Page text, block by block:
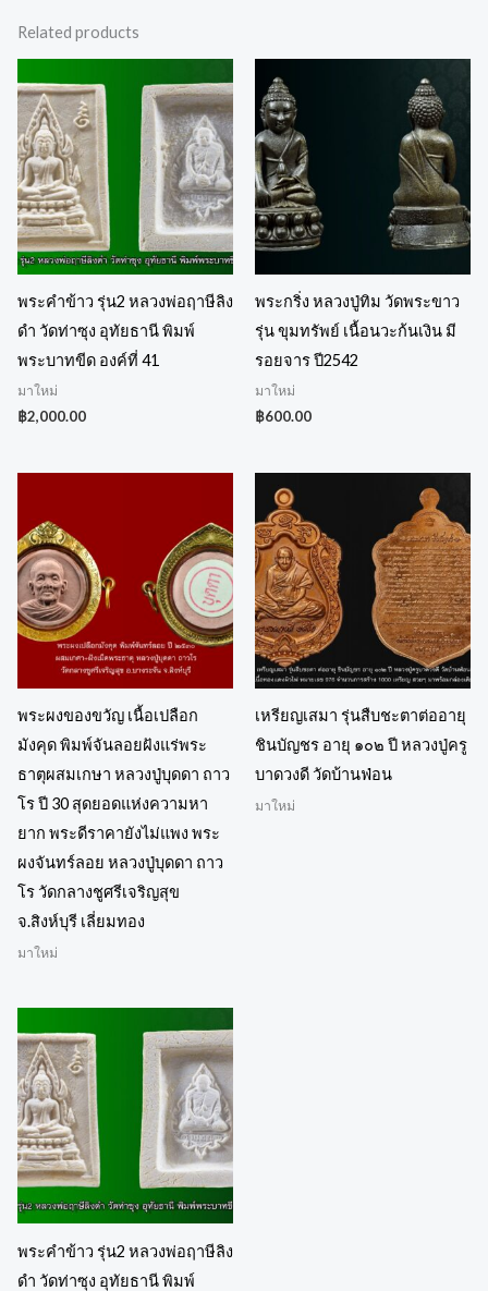
Related products
พระคำข้าว รุ่น2 หลวงพ่อฤาษีลิง
ดำ วัดท่าซุง อุทัยธานี พิมพ์
พระบาทขีด องค์ที่ 41
มาใหม่
฿2,000.00
พระกริ่ง หลวงปู่ทิม วัดพระขาว
รุ่น ขุมทรัพย์ เนื้อนวะก้นเงิน มี
รอยจาร ปี2542
มาใหม่
฿600.00
พระผงของขวัญ เนื้อเปลือก
มังคุด พิมพ์จันลอยฝังแร่พระ
ธาตุผสมเกษา หลวงปู่บุดดา ถาว
โร ปี 30 สุดยอดแห่งความหา
ยาก พระดีราคายังไม่แพง พระ
ผงจันทร์ลอย หลวงปู่บุดดา ถาว
โร วัดกลางชูศรีเจริญสุข
จ.สิงห์บุรี เลี่ยมทอง
มาใหม่
เหรียญเสมา รุ่นสืบชะตาต่ออายุ
ชินบัญชร อายุ ๑๐๒ ปี หลวงปู่ครู
บาดวงดี วัดบ้านฟ่อน
มาใหม่
พระคำข้าว รุ่น2 หลวงพ่อฤาษีลิง
ดำ วัดท่าซุง อุทัยธานี พิมพ์